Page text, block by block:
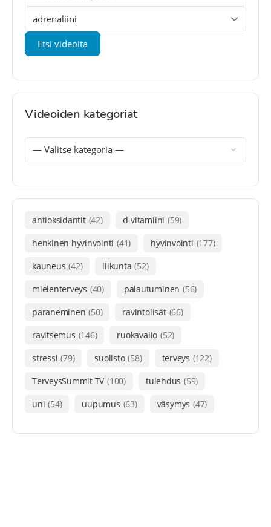
Videoiden kategoriat
antioksidantit (42) d-vitamiini (59)
henkinen hyvinvointi (41) hyvinvointi (177)
kauneus (42) liikunta (52)
mielenterveys (40) palautuminen (56)
paraneminen (50) ravintolisät (66)
ravitsemus (146) ruokavalio (52)
stressi (79) suolisto (58) terveys (122)
TerveysSummit TV (100) tulehdus (59)
uni (54) uupumus (63) väsymys (47)